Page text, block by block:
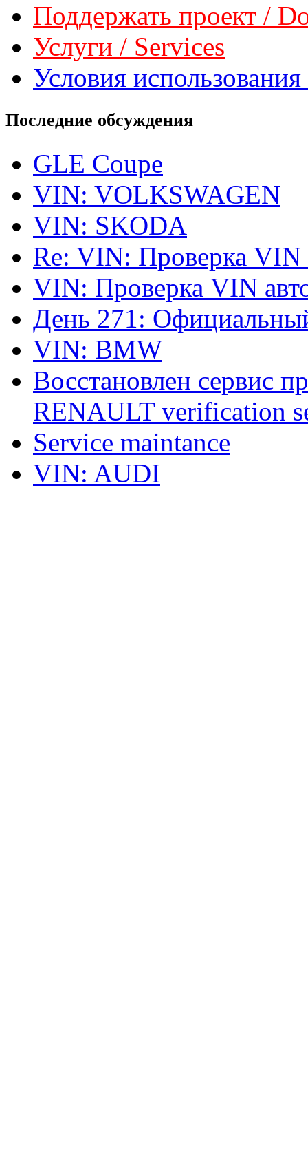
Поддержать проект /
Услуги / Services
Условия
Последние обсуждения
GLE Coupe
VIN: VOLKSWAGEN
VIN: SKODA
Re: VIN: Проверка VIN
VIN: Проверка VIN
День 271:
VIN: BMW
Восстановлен сервис
RENAULT verification
Service maintance
VIN: AUDI